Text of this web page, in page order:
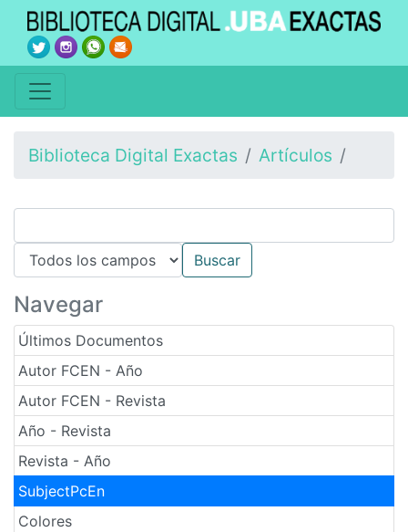
Biblioteca Digital Exactas Artículos
Navegar
Últimos Documentos
Autor FCEN - Año
Autor FCEN - Revista
Año - Revista
Revista - Año
SubjectPcEn
Colores